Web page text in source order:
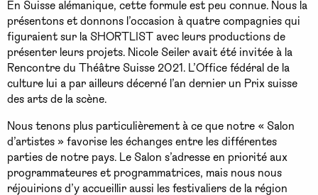
En Suisse alémanique, cette formule est peu connue. Nous la
présentons et donnons l’occasion à quatre compagnies qui
figuraient sur la SHORTLIST avec leurs productions de
présenter leurs projets. Nicole Seiler avait été invitée à la
Rencontre du Théâtre Suisse 2021. L’Office fédéral de la
culture lui a par ailleurs décerné l’an dernier un Prix suisse
des arts de la scène.
Nous tenons plus particulièrement à ce que notre « Salon
d’artistes » favorise les échanges entre les différentes
parties de notre pays. Le Salon s’adresse en priorité aux
programmateures et programmatrices, mais nous nous
réjouirions d’y accueillir aussi les festivaliers de la région